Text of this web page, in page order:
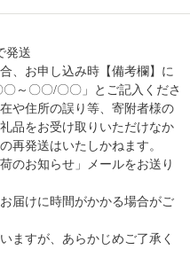
発送
、お申し込み時【備考欄】に
〇～〇〇/〇〇」とご記入くださ
や住所の誤り等、寄附者様の
品をお受け取りいただけなか
再発送はいたしかねます。
のお知らせ」メールをお送り
届けに時間がかかる場合がご
ますが、あらかじめご了承く